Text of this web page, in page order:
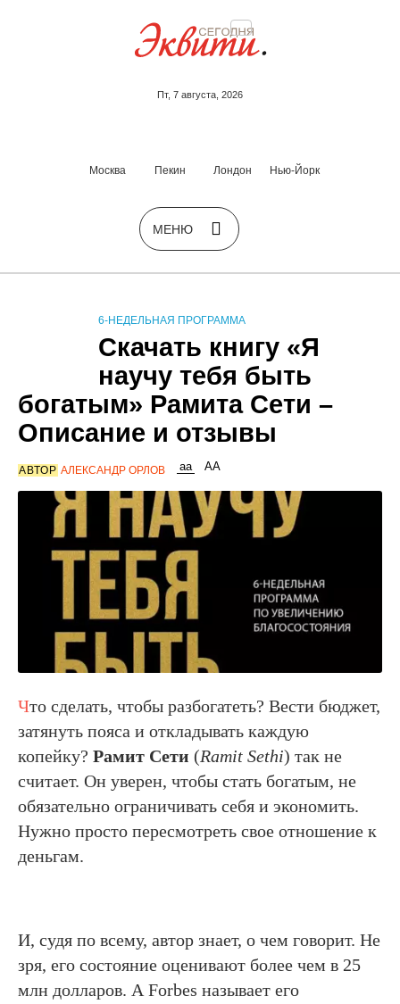
Пт, 7 августа, 2026
Москва Пекин Лондон Нью-Йорк
6-НЕДЕЛЬНАЯ ПРОГРАММА
Скачать книгу «Я
научу тебя быть
богатым» Рамита Сети –
Описание и отзывы
АВТОР АЛЕКСАНДР ОРЛОВ
Что сделать, чтобы разбогатеть? Вести бюджет,
затянуть пояса и откладывать каждую
копейку? Рамит Сети (Ramit Sethi) так не
считает. Он уверен, чтобы стать богатым, не
обязательно ограничивать себя и экономить.
Нужно просто пересмотреть свое отношение к
деньгам.
И, судя по всему, автор знает, о чем говорит. Не
зря, его состояние оценивают более чем в 25
млн долларов. А Forbes называет его